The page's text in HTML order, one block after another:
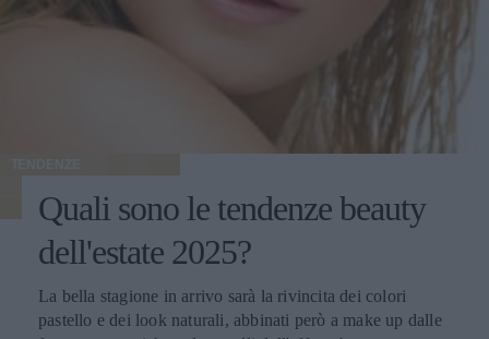
TENDENZE
Quali sono le tendenze beauty
dell'estate 2025?
La bella stagione in arrivo sarà la rivincita dei colori
pastello e dei look naturali, abbinati però a make up dalle